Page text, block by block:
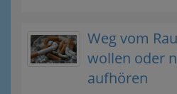
Weg vom
wollen oder
aufhören